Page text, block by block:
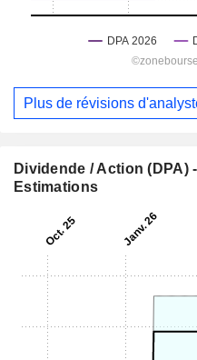
Plus de révisions
Dividende / Action (DPA)
Estimations